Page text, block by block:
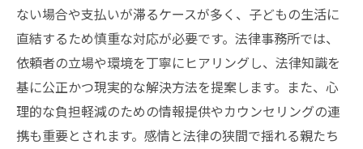
ない場合や支払いが滞るケースが多く、子どもの生活に
直結するため慎重な対応が必要です。法律事務所では、
依頼者の立場や環境を丁寧にヒアリングし、法律知識を
基に公正かつ現実的な解決方法を提案します。また、心
理的な負担軽減のための情報提供やカウンセリングの連
携も重要とされます。感情と法律の狭間で揺れる親たち